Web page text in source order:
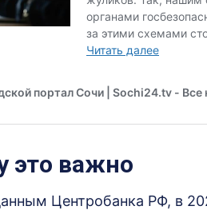
это важно
Центробанка РФ, в